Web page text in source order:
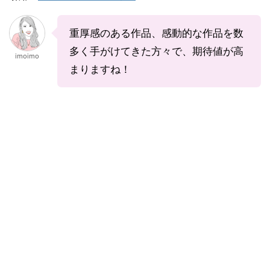
imoimo
重厚感のある作品、感動的な作品を数
多く手がけてきた方々で、期待値が高
まりますね！